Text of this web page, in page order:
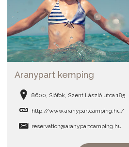
Aranypart kemping
8600, Siófok, Szent László utca 185.
http://www.aranypartcamping.hu/
reservation@aranypartcamping.hu